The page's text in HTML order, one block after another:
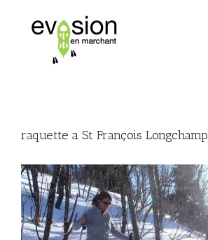
raquette a St François Longchamp